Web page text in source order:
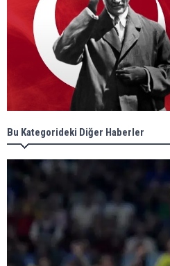
Bu Kategorideki Diğer Haberler